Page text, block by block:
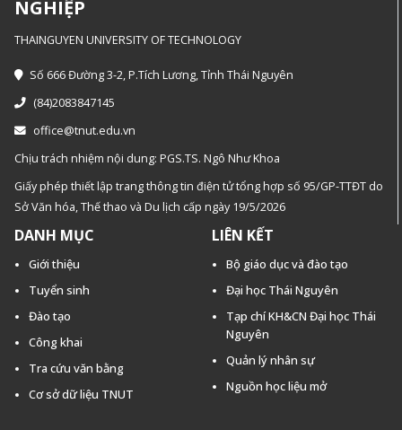
NGHIỆP
THAINGUYEN UNIVERSITY OF TECHNOLOGY
Số 666 Đường 3-2, P.Tích Lương, Tỉnh Thái Nguyên
(84)2083847145
office@tnut.edu.vn
Chịu trách nhiệm nội dung: PGS.TS. Ngô Như Khoa
Giấy phép thiết lập trang thông tin điện tử tổng hợp số 95/GP-TTĐT do
Sở Văn hóa, Thế thao và Du lịch cấp ngày 19/5/2026
DANH MỤC
Giới thiệu
Tuyển sinh
Đào tạo
Công khai
Tra cứu văn bằng
Cơ sở dữ liệu TNUT
LIÊN KẾT
Bộ giáo dục và đào tạo
Đại học Thái Nguyên
Tạp chí KH&CN Đại học Thái
Nguyên
Quản lý nhân sự
Nguồn học liệu mở